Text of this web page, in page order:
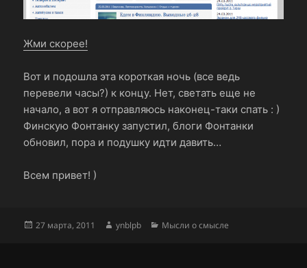
Жми скорее!
Вот и подошла эта короткая ночь (все ведь
перевели часы?) к концу. Нет, светать еще не
начало, а вот я отправляюсь наконец-таки спать : )
Финскую Фонтанку запустил, блоги Фонтанки
обновил, пора и подушку идти давить…
Всем привет! )
Опубликовано
27 марта, 2011 Автор
ynblpb Рубрики
Мысли о смысле